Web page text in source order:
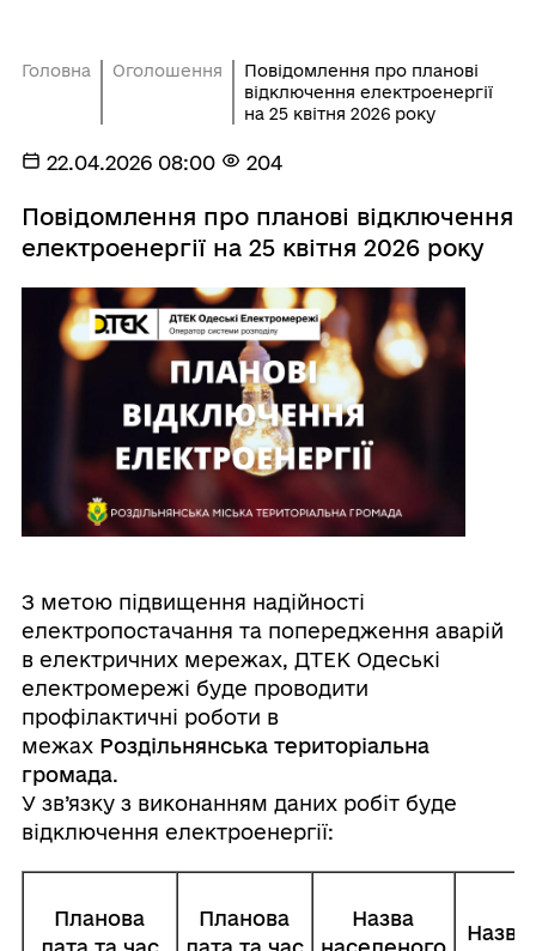
Головна Оголошення
Повідомлення про планові
відключення електроенергії
на 25 квітня 2026 року
22.04.2026 08:00 204
Повідомлення про планові відключення
електроенергії на 25 квітня 2026 року
З метою підвищення надійності
електропостачання та попередження аварій
в електричних мережах, ДТЕК Одеські
електромережі буде проводити
профілактичні роботи в
межах Роздільнянська територіальна
громада.
У зв’язку з виконанням даних робіт буде
відключення електроенергії:
Планова
Планова
Назва
Назва